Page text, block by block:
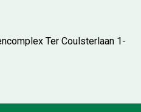
Ter Coulsterlaan 1-